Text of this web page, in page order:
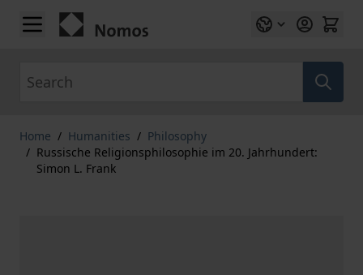
Skip to Content
Home / Humanities / Philosophy
/ Russische Religionsphilosophie im 20. Jahrhundert:
Simon L. Frank